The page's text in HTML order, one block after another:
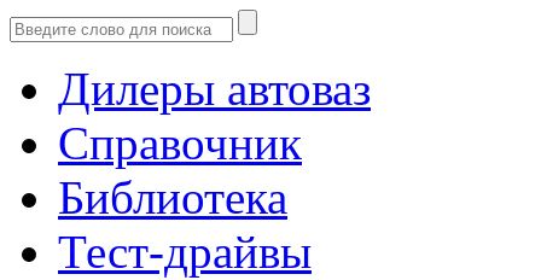
Дилеры автоваз
Справочник
Библиотека
Тест-драйвы